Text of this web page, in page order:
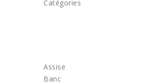
Catégories
Assise
Banc